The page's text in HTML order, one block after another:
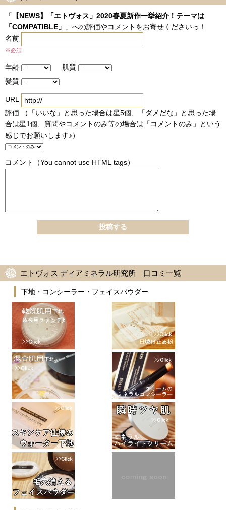
「
【NEWS】「エトヴォス」2020春夏新作一挙紹介！テーマは
「COMPATIBLE」
」への評価やコメントをお寄せくださいっ！
名前
※必須
年齢
肌質
髪質
URL
評価 （「いいな」と思った場合は星5個、「ダメだな」と思った場
合は星1個、質問やコメントのみ等の場合は「コメントのみ」という
感じでお願いします♪）
コメント （You cannot use HTML tags）
エトヴォス ディアミネラル研究所 口コミ一覧
下地・コンシーラー・フェイスパウダー